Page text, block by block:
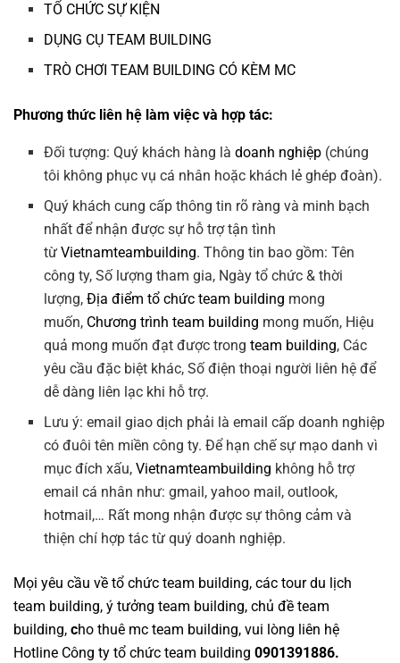
TỔ CHỨC SỰ KIỆN
DỤNG CỤ TEAM BUILDING
TRÒ CHƠI TEAM BUILDING CÓ KÈM MC
Phương thức liên hệ làm việc và hợp tác:
Đối tượng: Quý khách hàng làdoanh nghiệp (chúng
tôi không phục vụ cá nhân hoặc khách lẻ ghép đoàn).
Quý khách cung cấp thông tin rõ ràng và minh bạch
nhất để nhận được sự hỗ trợ tận tình
từVietnamteambuilding. Thông tin bao gồm: Tên
công ty, Số lượng tham gia, Ngày tổ chức & thời
lượng,Địa điểm tổ chức team building mong
muốn, Chương trình team building mong muốn, Hiệu
quả mong muốn đạt được trongteam building, Các
yêu cầu đặc biệt khác, Số điện thoại người liên hệ để
dễ dàng liên lạc khi hỗ trợ.
Lưu ý: email giao dịch phải là email cấp doanh nghiệp
có đuôi tên miền công ty. Để hạn chế sự mạo danh vì
mục đích xấu,Vietnamteambuilding không hỗ trợ
email cá nhân như: gmail, yahoo mail, outlook,
hotmail,… Rất mong nhận được sự thông cảm và
thiện chí hợp tác từ quý doanh nghiệp.
Mọi yêu cầu về tổ chức team building, các tourdu lịch
team building, ý tưởng team building, chủ đề team
building, cho thuê mc team building, vui lòng liên hệ
Hotline Công ty tổ chức team building 0901391886.